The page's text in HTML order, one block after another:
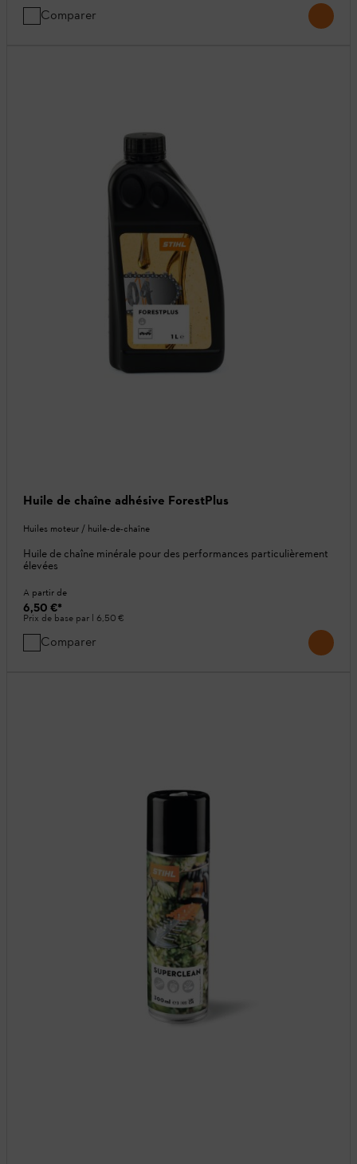
Comparer
Huile de chaîne adhésive ForestPlus
Huiles moteur / huile-de-chaîne
Huile de chaîne minérale pour des performances particulièrement
élevées
A partir de
6,50 €*
Prix de base par l 6,50 €
Comparer